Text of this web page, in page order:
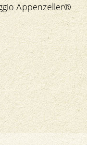
Appenzeller®